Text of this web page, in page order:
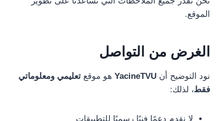
الموقع.
الغرض من التواصل
نود التوضيح أن YacineTVU هو موقع تعليمي ومعلوماتي
فقط، لذلك:
لا نقدم دعمًا فنيًا رسميًا للتطبيقات